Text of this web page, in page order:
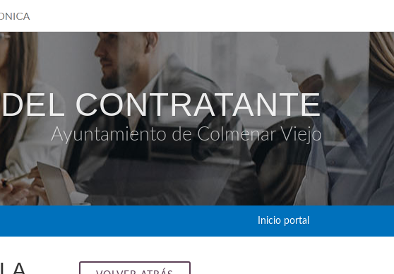
CONTRATANTE
Ayuntamiento de Colmenar Viejo
Inicio portal